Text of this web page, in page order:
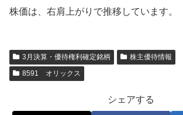
株価は、右肩上がりで推移しています。
3月決算・優待権利確定銘柄
株主優待情報
8591 オリックス
シェアする